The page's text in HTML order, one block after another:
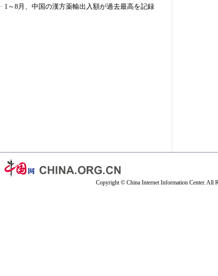
· 1～8月、中国の漢方薬輸出入額が過去最高を記録